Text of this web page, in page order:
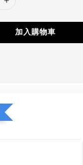
加入購物車